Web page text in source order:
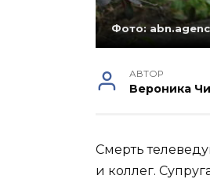
Фото:
АВТОР
Вероника
Смерть
и коллег.